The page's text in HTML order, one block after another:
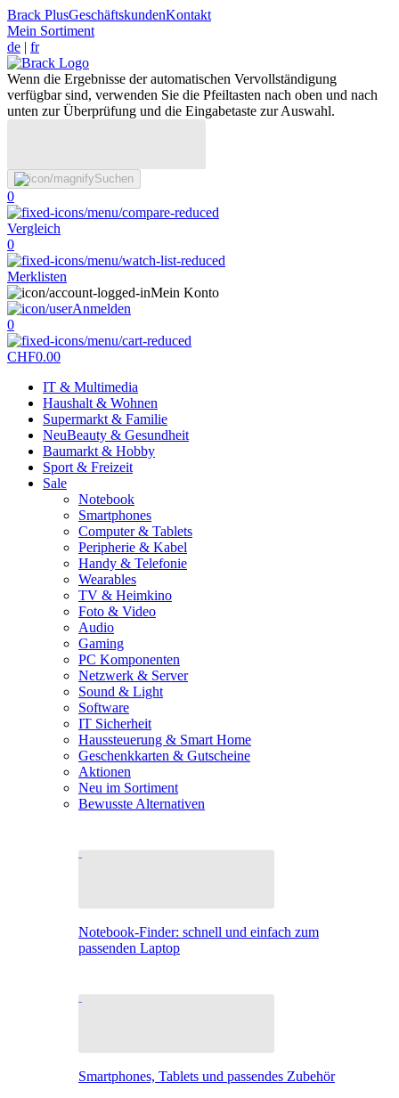
Brack PlusGeschäftskundenKontakt
Mein Sortiment
de | fr
Wenn die Ergebnisse der automatischen Vervollständigung
verfügbar sind, verwenden Sie die Pfeiltasten nach oben und nach
unten zur Überprüfung und die Eingabetaste zur Auswahl.
Suchen
0
Vergleich
0
Merklisten
Mein Konto
Anmelden
0
CHF0.00
IT & Multimedia
Haushalt & Wohnen
Supermarkt & Familie
NeuBeauty & Gesundheit
Baumarkt & Hobby
Sport & Freizeit
Sale
Notebook
Smartphones
Computer & Tablets
Peripherie & Kabel
Handy & Telefonie
Wearables
TV & Heimkino
Foto & Video
Audio
Gaming
PC Komponenten
Netzwerk & Server
Sound & Light
Software
IT Sicherheit
Haussteuerung & Smart Home
Geschenkkarten & Gutscheine
Aktionen
Neu im Sortiment
Bewusste Alternativen
Notebook-Finder: schnell und einfach zum
passenden Laptop
Smartphones, Tablets und passendes Zubehör